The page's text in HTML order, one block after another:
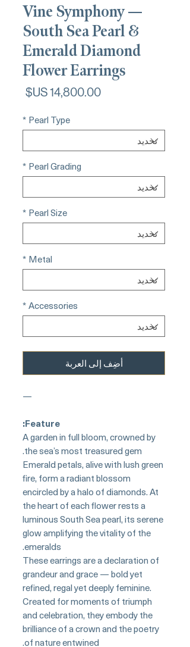
Vine Symphony —
South Sea Pearl &
Emerald Diamond
Flower Earrings
Pearl Type
*
Pearl Grading
*
Pearl Size
*
Metal
*
Accessories
*
أضِف إلى العربة
—
Feature:
A garden in full bloom, crowned by
the sea’s most treasured gem.
Emerald petals, alive with lush green
fire, form a radiant blossom
encircled by a halo of diamonds. At
the heart of each flower rests a
luminous South Sea pearl, its serene
glow amplifying the vitality of the
emeralds.
These earrings are a declaration of
grandeur and grace — bold yet
refined, regal yet deeply feminine.
Created for moments of triumph
and celebration, they embody the
brilliance of a crown and the poetry
of nature entwined.